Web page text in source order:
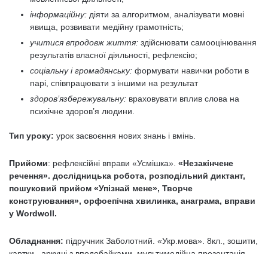
інформаційну: діяти за алгоритмом, аналізувати мовні
явища, розвивати медійну грамотність;
учитися впродовж життя: здійснювати самооцінювання
результатів власної діяльності, рефлексію;
соціальну і громадянську: формувати навички роботи в
парі, співпрацювати з іншими на результат
здоров’язбережувальну: враховувати вплив слова на
психічне здоров’я людини.
Тип уроку: урок засвоєння нових знань і вмінь.
Прийоми: рефлексійні вправи «Усмішка». «Незакінчене
речення». дослідницька робота, розподільний диктант,
пошуковий прийом «Упізнай мене», Творче
конструювання», орфоепічна хвилинка, анаграма, вправи
у Wordwoll.
Обладнання: підручник Заболотний. «Укр.мова». 8кл., зошити,